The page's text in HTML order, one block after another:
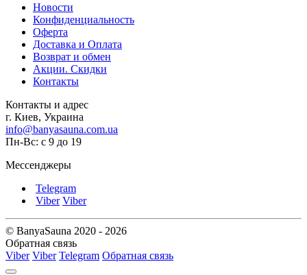
Новости
Конфиденциальность
Оферта
Доставка и Оплата
Возврат и обмен
Акции. Скидки
Контакты
Контакты и адрес
г. Киев, Украина
info@banyasauna.com.ua
Пн-Вс: с 9 до 19
Мессенджеры
Telegram
Viber Viber
© BanyaSauna 2020 - 2026
Обратная связь
Viber Viber Telegram Обратная связь